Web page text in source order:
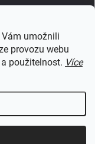
umožnili
provozu webu
použitelnost. Více
Upravit nastavení